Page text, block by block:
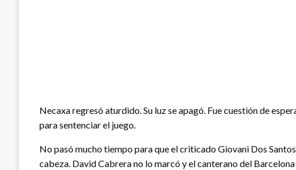
Necaxa regresó aturdido. Su luz se apagó. Fue cuestión de
para sentenciar el juego.
No pasó mucho tiempo para que el criticado Giovani Dos
cabeza. David Cabrera no lo marcó y el canterano del